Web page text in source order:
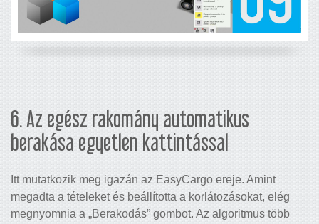
6. Az egész rakomány automatikus
berakása egyetlen kattintással
Itt mutatkozik meg igazán az EasyCargo ereje. Amint
megadta a tételeket és beállította a korlátozásokat, elég
megnyomnia a „Berakodás” gombot. Az algoritmus több